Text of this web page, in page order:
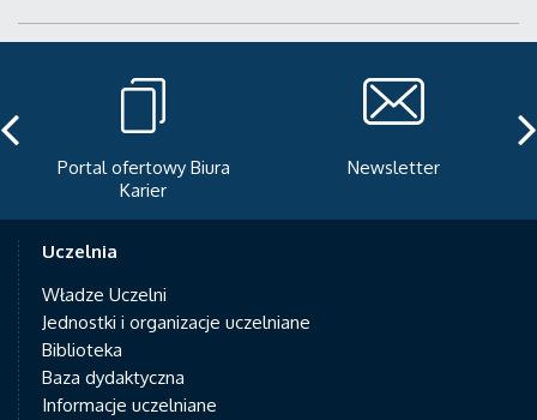
Portal ofertowy Biura
Karier
Newsletter
Uczelnia
Władze Uczelni
Jednostki i organizacje uczelniane
Biblioteka
Baza dydaktyczna
Informacje uczelniane